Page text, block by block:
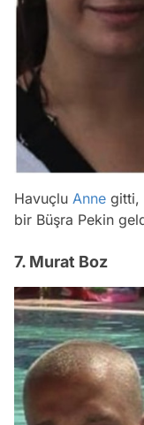
Havuçlu Anne gitti,
bir Büşra Pekin
7. Murat Boz